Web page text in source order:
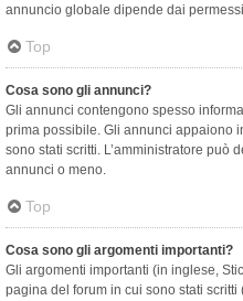
annuncio globale dipende dai
Top
Cosa sono gli annunci?
Gli annunci contengono spesso
prima possibile. Gli annunci appaiono
sono stati scritti. L’amministratore può
annunci o meno.
Top
Cosa sono gli argomenti importanti?
Gli argomenti importanti (in inglese,
pagina del forum in cui sono stati